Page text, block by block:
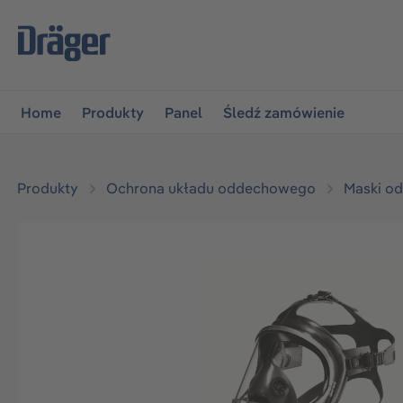
do głównej nawigacji
Home Produkty Panel Śledź zamówienie
Produkty Ochrona układu oddechowego Maski